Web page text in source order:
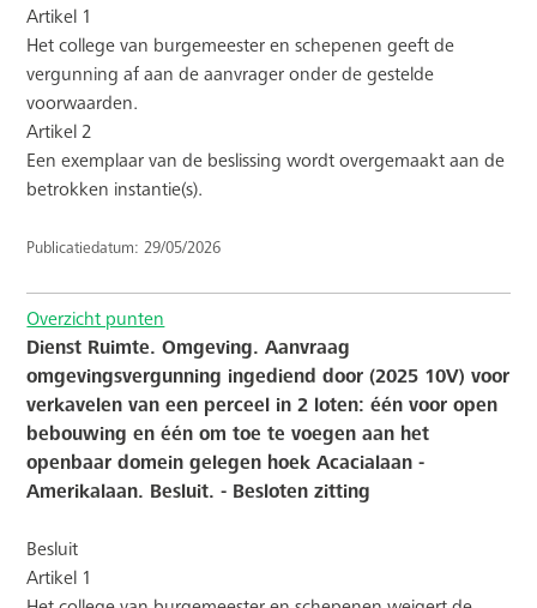
Artikel 1
Het college van burgemeester en schepenen geeft de
vergunning af aan de aanvrager onder de gestelde
voorwaarden.
Artikel 2
Een exemplaar van de beslissing wordt overgemaakt aan de
betrokken instantie(s).
Publicatiedatum: 29/05/2026
Overzicht punten
Dienst Ruimte. Omgeving. Aanvraag
omgevingsvergunning ingediend door (2025 10V) voor
verkavelen van een perceel in 2 loten: één voor open
bebouwing en één om toe te voegen aan het
openbaar domein gelegen hoek Acacialaan -
Amerikalaan. Besluit. - Besloten zitting
Besluit
Artikel 1